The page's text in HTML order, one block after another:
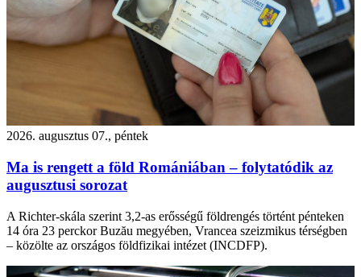
2026. augusztus 07., péntek
Ma is rengett a föld Romániában – folytatódik az
augusztusi sorozat
A Richter-skála szerint 3,2-as erősségű földrengés történt pénteken
14 óra 23 perckor Buzău megyében, Vrancea szeizmikus térségben
– közölte az országos földfizikai intézet (INCDFP).